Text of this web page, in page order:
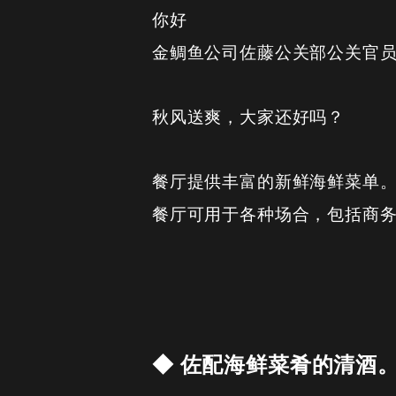
你好
金鲷鱼公司佐藤公关部公关官员
秋风送爽，大家还好吗？
餐厅提供丰富的新鲜海鲜菜单。
餐厅可用于各种场合，包括商
◆ 佐配海鲜菜肴的清酒。